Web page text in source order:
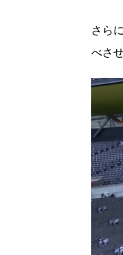
さら
べさ